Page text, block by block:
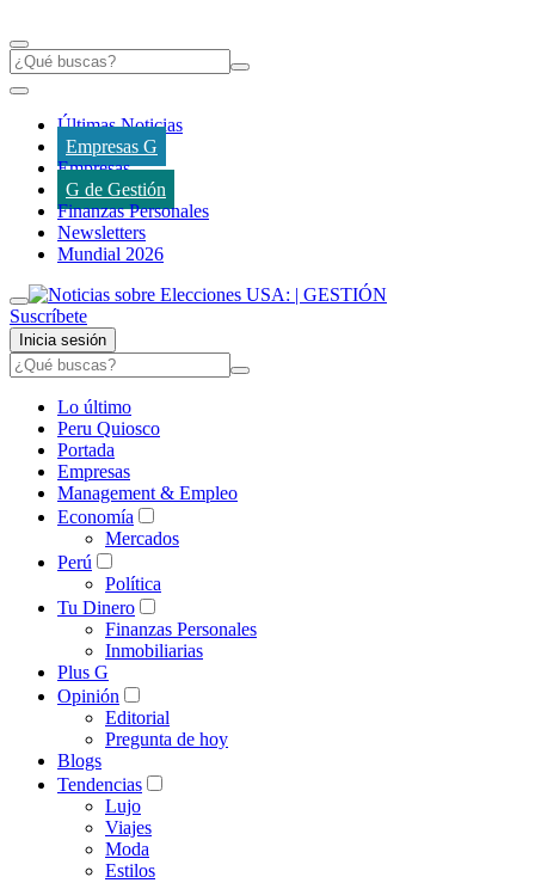
Últimas Noticias
Empresas G
Empresas
G de Gestión
Finanzas Personales
Newsletters
Mundial 2026
Suscríbete
Inicia sesión
Lo último
Peru Quiosco
Portada
Empresas
Management & Empleo
Economía
Mercados
Perú
Política
Tu Dinero
Finanzas Personales
Inmobiliarias
Plus G
Opinión
Editorial
Pregunta de hoy
Blogs
Tendencias
Lujo
Viajes
Moda
Estilos